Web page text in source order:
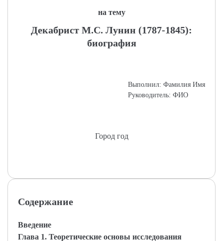
на тему
Декабрист М.С. Лунин (1787-1845):
биография
Выполнил: Фамилия Имя
Руководитель: ФИО
Город год
Содержание
Введение
Глава 1. Теоретические основы исследования